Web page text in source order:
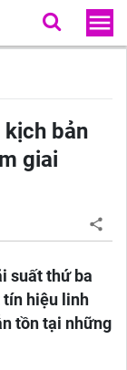
bản
giai
suất thứ ba
tín hiệu linh
tồn tại những